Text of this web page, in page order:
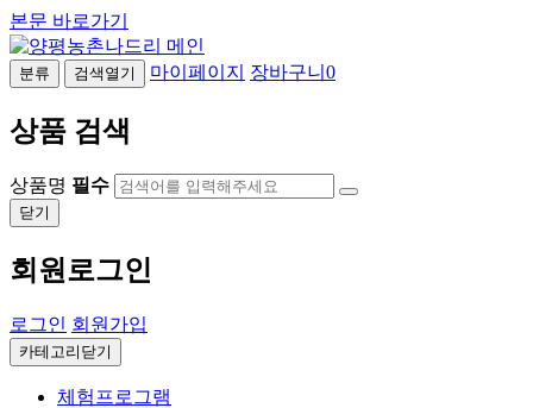
본문 바로가기
분류 검색열기 마이페이지 장바구니 0
상품 검색
상품명 필수
닫기
회원로그인
로그인 회원가입
카테고리닫기
체험프로그램